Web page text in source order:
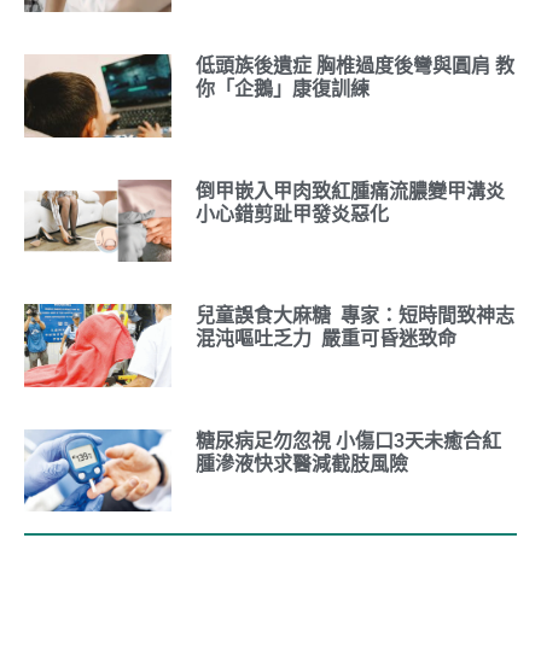
低頭族後遺症 胸椎過度後彎與圓肩 教
你「企鵝」康復訓練
倒甲嵌入甲肉致紅腫痛流膿變甲溝炎
小心錯剪趾甲發炎惡化
兒童誤食大麻糖 專家：短時間致神志
混沌嘔吐乏力 嚴重可昏迷致命
糖尿病足勿忽視 小傷口3天未癒合紅
腫滲液快求醫減截肢風險